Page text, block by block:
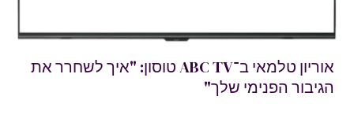
אוריון טלמאי ב־ABC TV טוסון: "איך לשחרר את
הגיבור הפנימי שלך"